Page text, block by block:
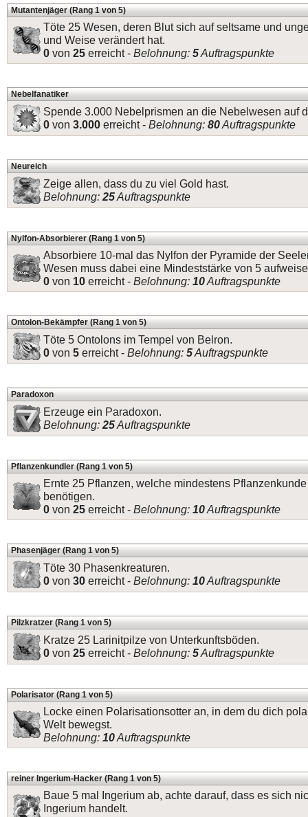
Mutantenjäger (Rang 1 von 5)
Töte 25 Wesen, deren Blut sich auf seltsame und
und Weise verändert hat.
0 von 25 erreicht - Belohnung: 5Auftragspunkte
Nebelfanatiker
Spende 3.000 Nebelprismen an die Nebelwesen auf
0 von 3.000 erreicht - Belohnung: 80Auftragspunkte
Neureich
Zeige allen, dass du zu viel Gold hast.
Belohnung: 25Auftragspunkte
Nylfon-Absorbierer (Rang 1 von 5)
Absorbiere 10-mal das Nylfon der Pyramide der
Wesen muss dabei eine Mindeststärke von 5
0 von 10 erreicht - Belohnung: 10Auftragspunkte
Ontolon-Bekämpfer (Rang 1 von 5)
Töte 5 Ontolons im Tempel von Belron.
0 von 5 erreicht - Belohnung: 5Auftragspunkte
Paradoxon
Erzeuge ein Paradoxon.
Belohnung: 25Auftragspunkte
Pflanzenkundler (Rang 1 von 5)
Ernte 25 Pflanzen, welche mindestens
benötigen.
0 von 25 erreicht - Belohnung: 10Auftragspunkte
Phasenjäger (Rang 1 von 5)
Töte 30 Phasenkreaturen.
0 von 30 erreicht - Belohnung: 10Auftragspunkte
Pilzkratzer (Rang 1 von 5)
Kratze 25 Larinitpilze von Unterkunftsböden.
0 von 25 erreicht - Belohnung: 5Auftragspunkte
Polarisator (Rang 1 von 5)
Locke einen Polarisationsotter an, in dem du dich
Welt bewegst.
Belohnung: 10Auftragspunkte
reiner Ingerium-Hacker (Rang 1 von 5)
Baue 5 mal Ingerium ab, achte darauf, dass es sich
Ingerium handelt.